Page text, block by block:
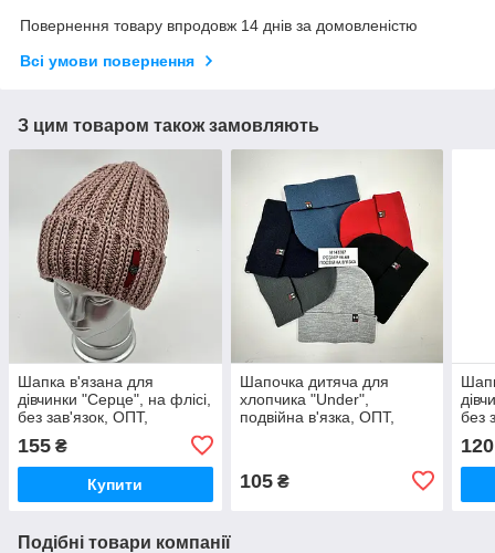
Повернення товару впродовж 14 днів за домовленістю
Всі умови повернення
З цим товаром також замовляють
Шапка в'язана для
дівчинки "Серце", на флісі,
без зав'язок, ОПТ,
155 ₴
Купити
Шапочка дитяча для
хлопчика "Under",
подвійна в'язка, ОПТ,
105₴
без
120
Подібні товари компанії